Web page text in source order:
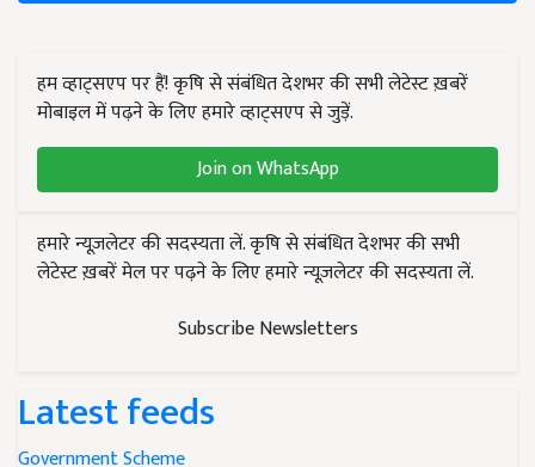
हम व्हाट्सएप पर हैं! कृषि से संबंधित देशभर की सभी लेटेस्ट ख़बरें
मोबाइल में पढ़ने के लिए हमारे व्हाट्सएप से जुड़ें.
Join on WhatsApp
हमारे न्यूज़लेटर की सदस्यता लें. कृषि से संबंधित देशभर की सभी
लेटेस्ट ख़बरें मेल पर पढ़ने के लिए हमारे न्यूज़लेटर की सदस्यता लें.
Subscribe Newsletters
Latest feeds
Government Scheme